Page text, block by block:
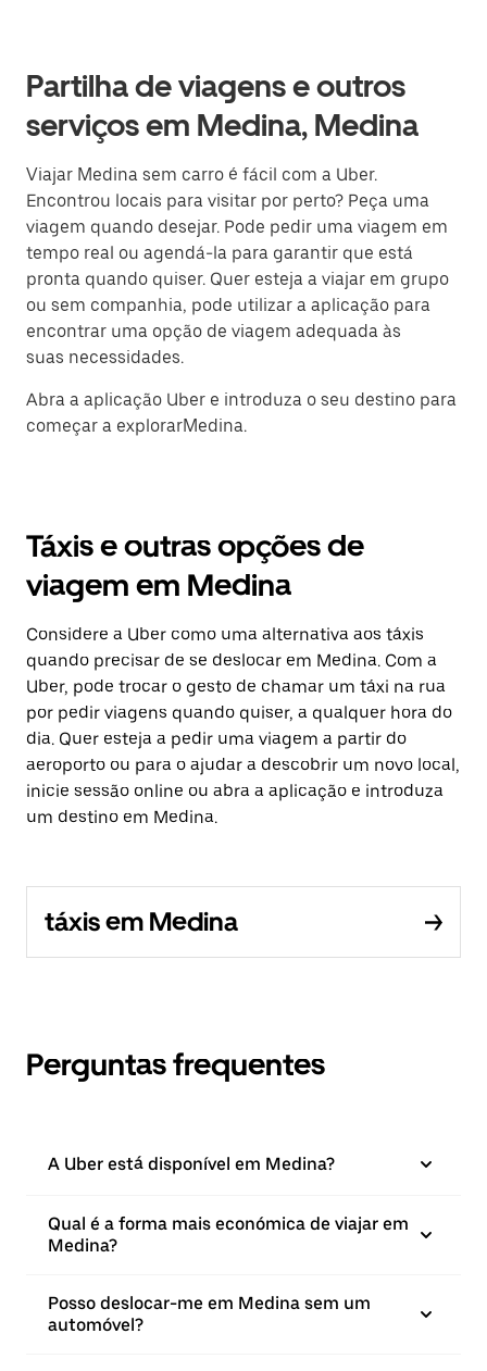
Partilha de viagens e outros
serviços em Medina, Medina
Viajar Medina sem carro é fácil com a Uber.
Encontrou locais para visitar por perto? Peça uma
viagem quando desejar. Pode pedir uma viagem em
tempo real ou agendá-la para garantir que está
pronta quando quiser. Quer esteja a viajar em grupo
ou sem companhia, pode utilizar a aplicação para
encontrar uma opção de viagem adequada às
suas necessidades.
Abra a aplicação Uber e introduza o seu destino para
começar a explorarMedina.
Táxis e outras opções de
viagem em Medina
Considere a Uber como uma alternativa aos táxis
quando precisar de se deslocar em Medina. Com a
Uber, pode trocar o gesto de chamar um táxi na rua
por pedir viagens quando quiser, a qualquer hora do
dia. Quer esteja a pedir uma viagem a partir do
aeroporto ou para o ajudar a descobrir um novo local,
inicie sessão online ou abra a aplicação e introduza
um destino em Medina.
táxis em Medina
Perguntas frequentes
A Uber está disponível em Medina?
Qual é a forma mais económica de viajar em
Medina?
Posso deslocar-me em Medina sem um
automóvel?